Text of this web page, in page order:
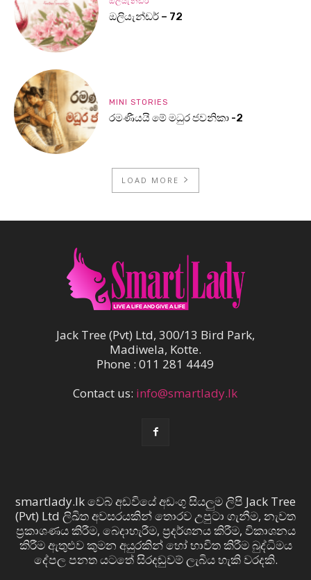
ඔලියැන්ඩර් – 72
MINI STORIES
රමණීයයි මේ මධුර ජවනිකා -2
LOAD MORE
Jack Tree (Pvt) Ltd, 300/13 Bird Park,
Madiwela, Kotte.
Phone : 011 281 4449
Contact us: info@smartlady.lk
smartlady.lk වෙබ් අඩවියේ අඩංගු සියලුම ලිපි Jack Tree
(Pvt) Ltd ලිඛිත අවසරයකින් තොරව උපුටා ගැනීම, නැවත
ප්‍රකාශණය කිරීම, බෙදාහැරීම, ප්‍රදර්ශනය කිරීම, විකාශනය
කිරීම ඇතුළුව කුමන අයුරකින් හෝ භාවිත කිරීම බුද්ධිමය
දේපල පනත යටතේ සිරදඬුවම් ලැබිය හැකි වරදකි.